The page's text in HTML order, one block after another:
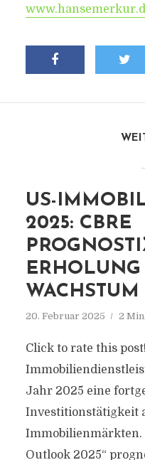
US-
2025: CBRE
WACHSTUM
20. Februar 2025 2
Click to rate this
Jahr 2025 eine
Investitionstätigkeit
Immobilienmärkten.
Outlook 2025“